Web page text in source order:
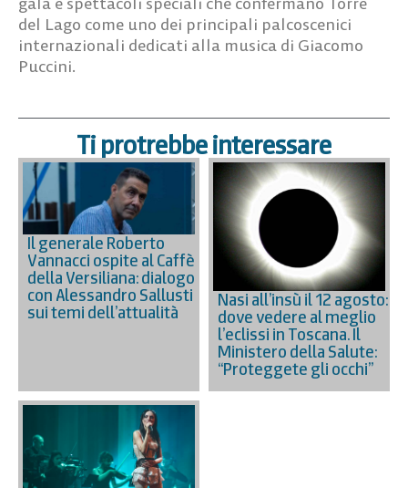
del Lago come uno dei principali palcoscenici
internazionali dedicati alla musica di Giacomo
Puccini.
Ti protrebbe interessare
Il generale Roberto
Vannacci ospite al Caffè
della Versiliana: dialogo
con Alessandro Sallusti
sui temi dell’attualità
Nasi all’insù il 12 agosto:
dove vedere al meglio
l’eclissi in Toscana. Il
Ministero della Salute:
“Proteggete gli occhi”